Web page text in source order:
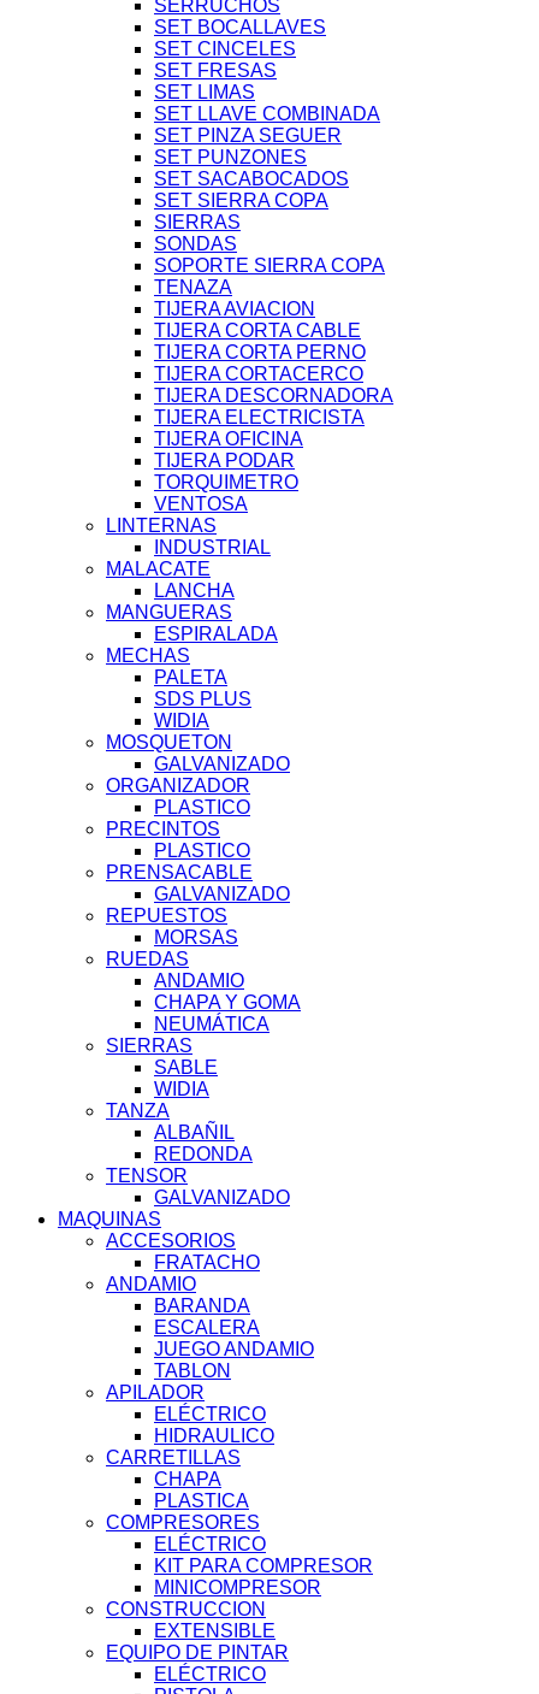
SERRUCHOS
SET BOCALLAVES
SET CINCELES
SET FRESAS
SET LIMAS
SET LLAVE COMBINADA
SET PINZA SEGUER
SET PUNZONES
SET SACABOCADOS
SET SIERRA COPA
SIERRAS
SONDAS
SOPORTE SIERRA COPA
TENAZA
TIJERA AVIACION
TIJERA CORTA CABLE
TIJERA CORTA PERNO
TIJERA CORTACERCO
TIJERA DESCORNADORA
TIJERA ELECTRICISTA
TIJERA OFICINA
TIJERA PODAR
TORQUIMETRO
VENTOSA
LINTERNAS
INDUSTRIAL
MALACATE
LANCHA
MANGUERAS
ESPIRALADA
MECHAS
PALETA
SDS PLUS
WIDIA
MOSQUETON
GALVANIZADO
ORGANIZADOR
PLASTICO
PRECINTOS
PLASTICO
PRENSACABLE
GALVANIZADO
REPUESTOS
MORSAS
RUEDAS
ANDAMIO
CHAPA Y GOMA
NEUMÁTICA
SIERRAS
SABLE
WIDIA
TANZA
ALBAÑIL
REDONDA
TENSOR
GALVANIZADO
MAQUINAS
ACCESORIOS
FRATACHO
ANDAMIO
BARANDA
ESCALERA
JUEGO ANDAMIO
TABLON
APILADOR
ELÉCTRICO
HIDRAULICO
CARRETILLAS
CHAPA
PLASTICA
COMPRESORES
ELÉCTRICO
KIT PARA COMPRESOR
MINICOMPRESOR
CONSTRUCCION
EXTENSIBLE
EQUIPO DE PINTAR
ELÉCTRICO